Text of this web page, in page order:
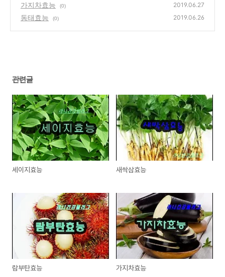
가지차효능 (0) 2019.06.27
동태효능 (0) 2019.06.26
관련글
세이지효능 새싹삼효능
람부탄효능 가지차효능